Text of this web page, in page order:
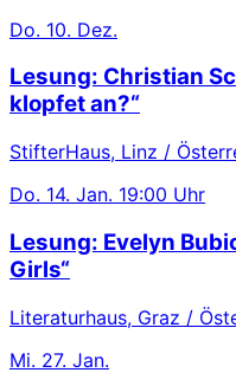
Do. 10. Dez.
Lesung: Christian
klopfet an?“
StifterHaus, Linz /
Do. 14. Jan. 19:00 Uhr
Lesung: Evelyn
Girls“
Literaturhaus, Graz /
Mi. 27. Jan.